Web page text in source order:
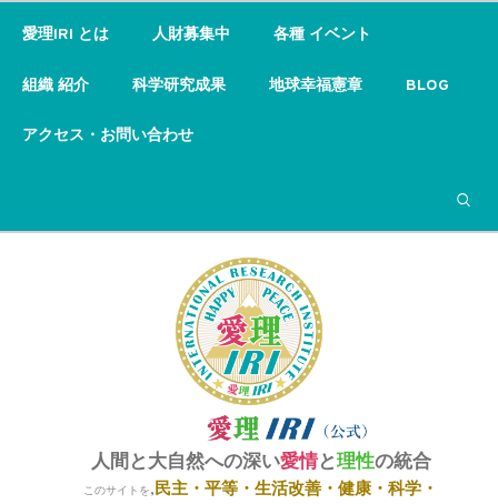
愛理IRI とは 人財募集中 各種 イベント
組織 紹介 科学研究成果 地球幸福憲章 BLOG
アクセス・お問い合わせ
人間と大自然への深い愛情と理性の統合
このサイトを,民主・平等・ 生活改善・健康・科学・